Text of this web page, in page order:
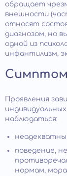
обращает
внешности
относят
диагнозом, но
одной из
инфантилизм,
Проявления
наблюдаться:
поведение,
нормам,